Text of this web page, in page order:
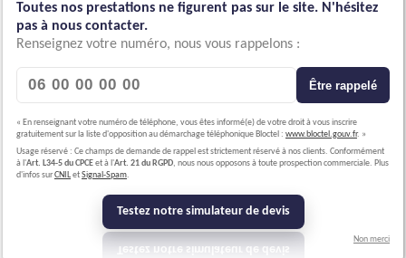
Toutes nos prestations ne figurent pas sur le site. N'hésitez
pas à nous contacter.
Renseignez votre numéro, nous vous rappelons :
Être rappelé
« En renseignant votre numéro de téléphone, vous êtes informé(e) de votre droit à vous inscrire
gratuitement sur la liste d'opposition au démarchage téléphonique Bloctel : www.bloctel.gouv.fr. »
Usage réservé : Ce champs de demande de rappel est strictement réservé à nos clients. Conformément
à l'Art. L34-5 du CPCEet à l'Art. 21 du RGPD, nous nous opposons à toute prospection commerciale. Plus
d'infos surCNILetSignal-Spam.
Testez notre simulateur de devis
Non merci
20/04/2026 19:58
Comment IDF Nettoyage
assure-t-il la désinfection des
unique
07/04/2026 00:02
Comment une entreprise de